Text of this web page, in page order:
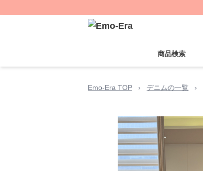
商品検索
Emo-Era TOP › デニムの一覧 ›